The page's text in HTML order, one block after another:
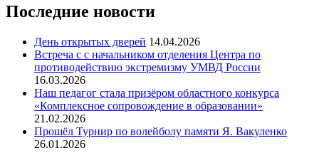
Последние новости
День открытых дверей 14.04.2026
Встреча с с начальником отделения Центра по
противодействию экстремизму УМВД России
16.03.2026
Наш педагог стала призёром областного конкурса
«Комплексное сопровождение в образовании»
21.02.2026
Прошёл Турнир по волейболу памяти Я. Вакуленко
26.01.2026